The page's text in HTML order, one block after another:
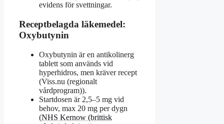
evidens för svettningar.
Receptbelagda läkemedel:
Oxybutynin
Oxybutynin är en antikolinerg
tablett som används vid
hyperhidros, men kräver recept
(Viss.nu (regionalt
vårdprogram)).
Startdosen är 2,5–5 mg vid
behov, max 20 mg per dygn
(NHS Kernow (brittisk